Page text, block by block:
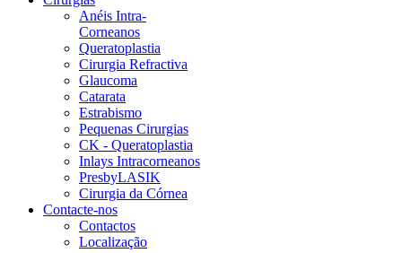
Anéis Intra-
Corneanos
Queratoplastia
Cirurgia Refractiva
Glaucoma
Catarata
Estrabismo
Pequenas Cirurgias
CK - Queratoplastia
Inlays Intracorneanos
PresbyLASIK
Cirurgia da Córnea
Contacte-nos
Contactos
Localização